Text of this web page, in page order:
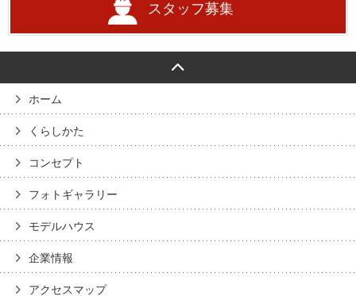
スタッフ募集
ホーム
くらしかた
コンセプト
フォトギャラリー
モデルハウス
企業情報
アクセスマップ